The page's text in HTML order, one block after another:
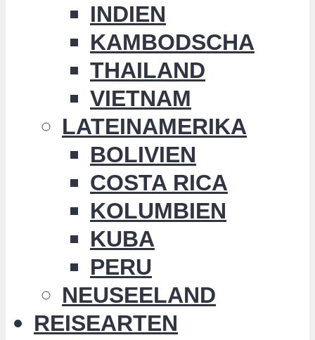
INDIEN
KAMBODSCHA
THAILAND
VIETNAM
LATEINAMERIKA
BOLIVIEN
COSTA RICA
KOLUMBIEN
KUBA
PERU
NEUSEELAND
REISEARTEN